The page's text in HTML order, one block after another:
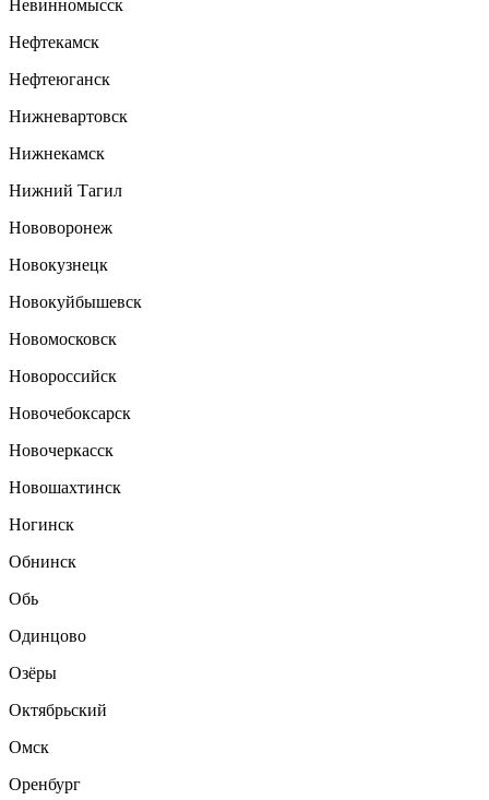
Невинномысск
Нефтекамск
Нефтеюганск
Нижневартовск
Нижнекамск
Нижний Тагил
Нововоронеж
Новокузнецк
Новокуйбышевск
Новомосковск
Новороссийск
Новочебоксарск
Новочеркасск
Новошахтинск
Ногинск
Обнинск
Обь
Одинцово
Озёры
Октябрьский
Омск
Оренбург